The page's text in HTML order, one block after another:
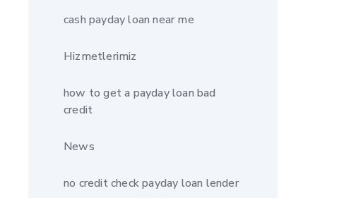
cash payday loan near me
Hizmetlerimiz
how to get a payday loan bad
credit
News
no credit check payday loan lender